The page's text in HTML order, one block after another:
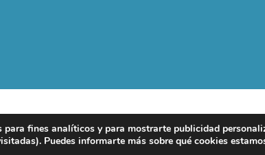
© 2025 Salesianas San Juan
para fines analíticos y para mostrarte publicidad
Puedes informarte más sobre qué cookies